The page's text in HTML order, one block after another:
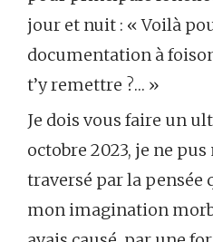
jour et nuit : « Voilà
documentation à
t’y remettre ?… »
Je dois vous faire un
octobre 2023, je ne pus
traversé par la pensée
mon imagination